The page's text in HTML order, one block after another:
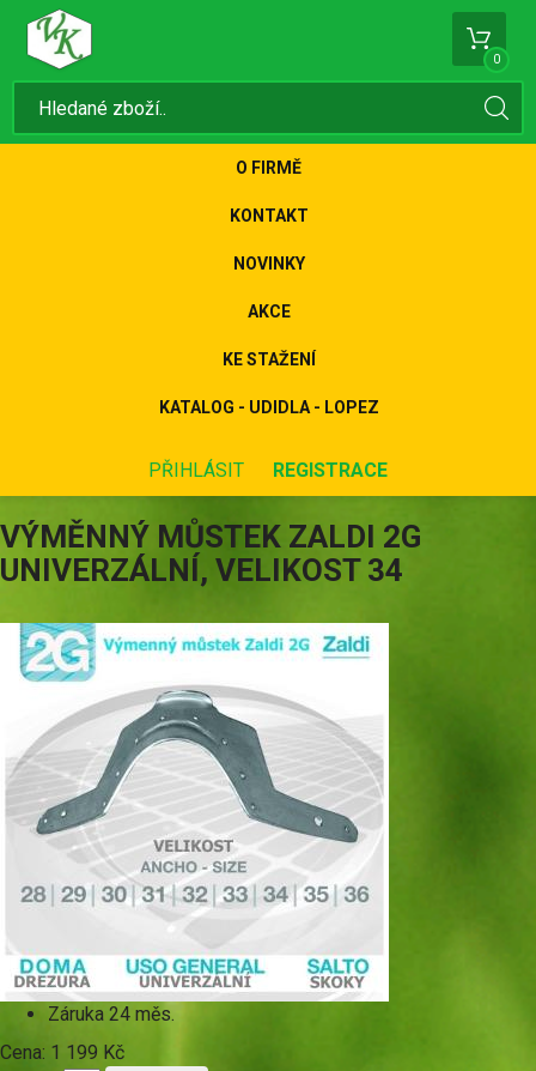
0
O FIRMĚ
KONTAKT
NOVINKY
AKCE
KE STAŽENÍ
KATALOG - UDIDLA - LOPEZ
PŘIHLÁSIT REGISTRACE
VÝMĚNNÝ MŮSTEK ZALDI 2G
UNIVERZÁLNÍ, VELIKOST 34
Záruka 24 měs.
Cena: 1 199 Kč